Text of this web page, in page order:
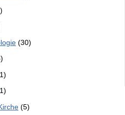
(30)
(5)